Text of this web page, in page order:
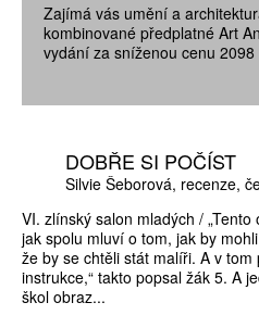
Zajímá vás umění a
kombinované předplatné Art
vydání za sníženou cenu 2098
DOBŘE SI POČÍST
Silvie Šeborová recenze
VI. zlínský salon mladých /
jak spolu mluví o tom, jak by
že by se chtěli stát malíři. A v
instrukce,“ takto popsal žák 5. A
škol obraz...